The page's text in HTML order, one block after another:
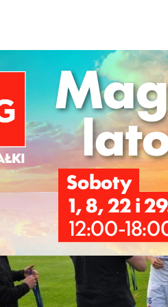
Dziewięć goli i
/0 Komentarzy
i świętowanie awansu do